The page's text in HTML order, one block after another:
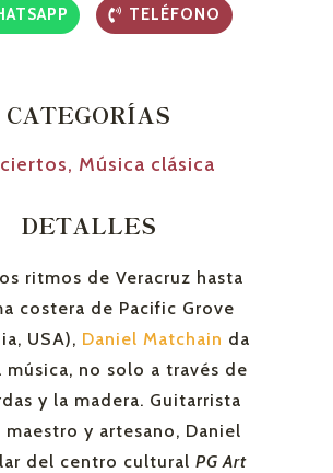
TELÉFONO
CATEGORÍAS
, Música clásica
DETALLES
ritmos de Veracruz hasta
costera de Pacific Grove
USA), Daniel Matchain da
música, no solo a través de
y la madera. Guitarrista
maestro y artesano, Daniel
del centro cultural PG Art